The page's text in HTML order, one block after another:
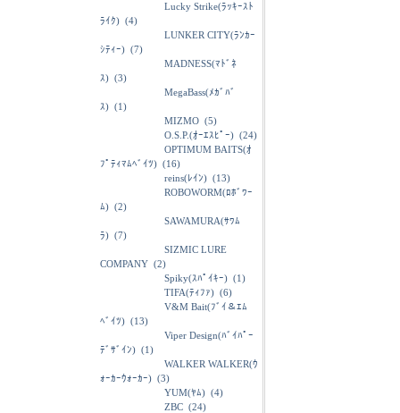
Lucky Strike(ﾗｯｷｰｽﾄ
ﾗｲｸ) (4)
LUNKER CITY(ﾗﾝｶｰ
ｼﾃｨｰ) (7)
MADNESS(ﾏﾄﾞﾈ
ｽ) (3)
MegaBass(ﾒｶﾞﾊﾞ
ｽ) (1)
MIZMO (5)
O.S.P.(ｵｰｴｽﾋﾟｰ) (24)
OPTIMUM BAITS(ｵ
ﾌﾟﾃｨﾏﾑﾍﾞｲﾂ) (16)
reins(ﾚｲﾝ) (13)
ROBOWORM(ﾛﾎﾞﾜｰ
ﾑ) (2)
SAWAMURA(ｻﾜﾑ
ﾗ) (7)
SIZMIC LURE
COMPANY (2)
Spiky(ｽﾊﾟｲｷｰ) (1)
TIFA(ﾃｨﾌｧ) (6)
V&M Bait(ﾌﾞｲ＆ｴﾑ
ﾍﾞｲﾂ) (13)
Viper Design(ﾊﾞｲﾊﾟｰ
ﾃﾞｻﾞｲﾝ) (1)
WALKER WALKER(ｳ
ｫｰｶｰｳｫｰｶｰ) (3)
YUM(ﾔﾑ) (4)
ZBC (24)